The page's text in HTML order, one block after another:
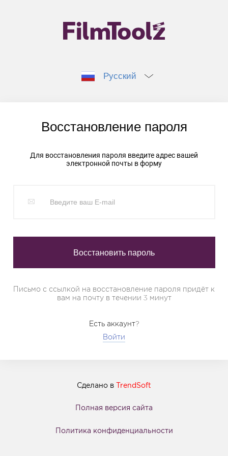
Русский
Восстановление пароля
Для восстановления пароля введите адрес вашей
электронной почты в форму
Письмо с ссылкой на восстановление пароля придёт к
вам на почту в течении 3 минут
Есть аккаунт?
Войти
Сделано в TrendSoft
Полная версия сайта
Политика конфиденциальности